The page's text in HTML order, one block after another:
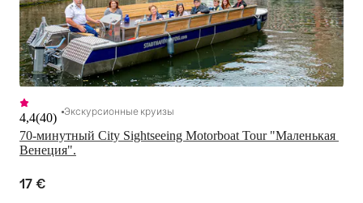
70-минутный City Sightseeing Motorboat Tour "Маленькая
Венеция".
4,4(40) Экскурсионные круизы
17 €